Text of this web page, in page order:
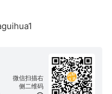
微信扫描右
侧二维码